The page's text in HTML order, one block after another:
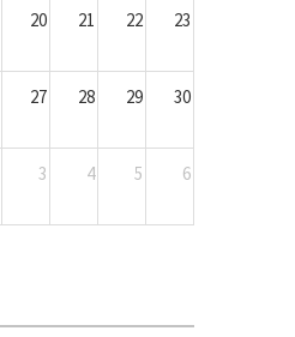
20 21 22 23
27 28 29 30
3 4 5 6